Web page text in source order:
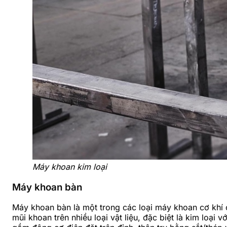
Máy khoan kim loại
Máy khoan bàn
Máy khoan bàn là một trong các loại máy khoan cơ
mũi khoan trên nhiều loại vật liệu, đặc biệt là kim loại